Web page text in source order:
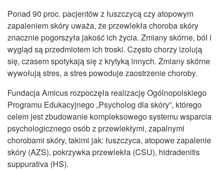
Ponad 90 proc. pacjentów z łuszczycą czy atopowym
zapaleniem skóry uważa, że przewlekła choroba skóry
znacznie pogorszyła jakość ich życia. Zmiany skórne, ból i
wygląd są przedmiotem ich troski. Często chorzy izolują
się, czasem spotykają się z krytyką innych. Zmiany skórne
wywołują stres, a stres powoduje zaostrzenie choroby.
Fundacja Amicus rozpoczęła realizację Ogólnopolskiego
Programu Edukacyjnego „Psycholog dla skóry”, którego
celem jest zbudowanie kompleksowego systemu wsparcia
psychologicznego osób z przewlekłymi, zapalnymi
chorobami skóry, takimi jak: łuszczyca, atopowe zapalenie
skóry (AZS), pokrzywka przewlekła (CSU), hidradenitis
suppurativa (HS).